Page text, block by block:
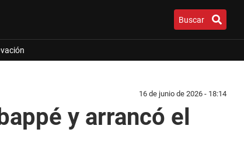
Buscar
16 de junio de 2026 - 18:14
y arrancó el